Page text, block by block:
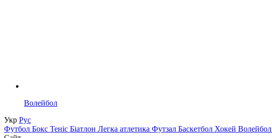
Волейбол
Укр Рус
Футбол Бокс Теніс Біатлон Легка атлетика Футзал Баскетбол Хокей Волейбол